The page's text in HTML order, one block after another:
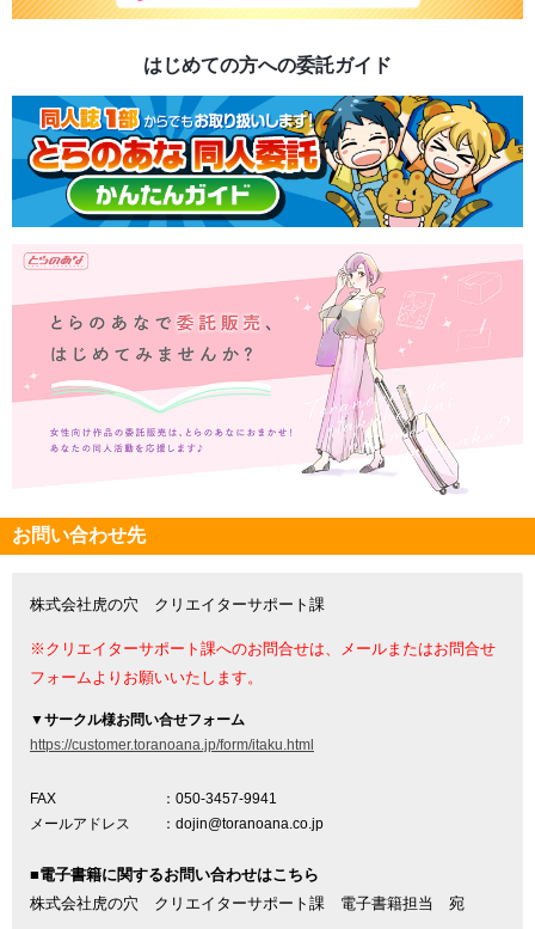
はじめての方への委託ガイド
お問い合わせ先
株式会社虎の穴 クリエイターサポート課
※クリエイターサポート課へのお問合せは、メールまたはお問合せ
フォームよりお願いいたします。
▼サークル様お問い合せフォーム
https://customer.toranoana.jp/form/itaku.html
FAX
：050-3457-9941
メールアドレス
：dojin@toranoana.co.jp
■電子書籍に関するお問い合わせはこちら
株式会社虎の穴 クリエイターサポート課 電子書籍担当 宛